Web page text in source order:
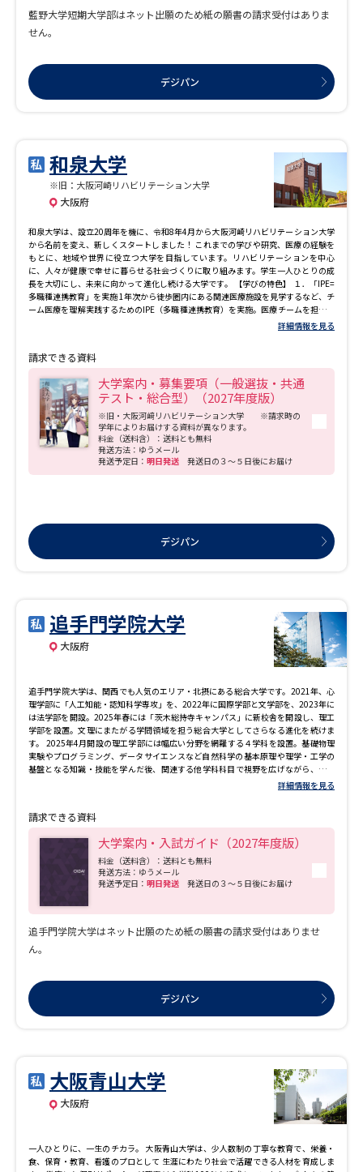
学問のミニ講義「夢ナビ講義」 学問分野解説
ユーザーサポート
資料の料金の
お支払いについて
受付内容・発送状況の確認
テレメール
お支払いサイト
個人情報取扱規定
特定商取引表記
藍野大学短期大学部はネット出願のため紙の願書の請求受付はありま
せん。
デジパン
和泉大学
※旧：大阪河崎リハビリテーション大学
大阪府
和泉大学は、設立20周年を機に、令和8年4月から大阪河崎リハビリテーション大学
から名前を変え、新しくスタートしました！ これまでの学びや研究、医療の経験を
もとに、地域や世界に役立つ大学を目指しています。リハビリテーションを中心
に、人々が健康で幸せに暮らせる社会づくりに取り組みます。学生一人ひとりの成
長を大切にし、未来に向かって進化し続ける大学です。 【学びの特色】 １．「IPE=
多職種連携教育」を実施 1年次から徒歩圏内にある関連医療施設を見学するなど、チ
ーム医療を理解実践するためのIPE（多職種連携教育）を実施。医療チームを担える
医療人を育成します。また、全国の医療・保健・福祉系を学んでいる学生と合同で
行う交流セミナーで大学の垣根を越えた学びを得ることが可能です。 ２．国際交
期留学が可能。異文化に触れることでコミュニケーション能力の向上やセラピスト
に必要な豊かな人間性を育めます。 ３．大阪・和歌山を中心とした豊富な実習先病
院が母体で伝統ある本学では病院を中心に744もの豊富な実習先と連携。負担なく通
学できる、学びたい分野で経験できる実習先で学ぶことが可能です。 ４．就職率
100％を誇る万全のバックアップ体制【2025年3月卒業生 就職率100%（76名中/76
名）】 全国各地の病院や施設で2,000 名を超える本学出身の卒業生が活躍していま
す。個々のニーズを把握し、進路選択を支援することで、一人ひとりをきめ細やか
にサポートします。 ５．医療人としての高い技術と知識を育成する教育力 毎年複数
の研究課題が科研費（文部科学省の科学研究費助成事業）に採択されており、研究
の第一線で活躍する教員から最先端の知識を学べます。また、医療現場の第一線で
詳細情報を見る
請求できる資料
大学案内・募集要項（一般選抜・共通
テスト・総合型）（2027年度版）
※旧・大阪河﨑リハビリテーション大学 ※請求時の
学年によりお届けする資料が異なります。
料金（送料含）：送料とも無料
発送方法：ゆうメール
発送予定日： 明日発送 発送日の３～５日後にお届け
デジパン
追手門学院大学
大阪府
追手門学院大学は、関西でも人気のエリア・北摂にある総合大学です。2021年、心
理学部に「人工知能・認知科学専攻」を、2022年に国際学部と文学部を、2023年に
は法学部を開設。2025年春には「茨木総持寺キャンパス」に新校舎を開設し、理工
学部を設置。文理にまたがる学問領域を担う総合大学としてさらなる進化を続けま
す。 2025年4月開設の理工学部には幅広い分野を網羅する４学科を設置。基礎物理
実験やプログラミング、データサイエンスなど自然科学の基本原理や理学・工学の
基盤となる知識・技能を学んだ後、関連する他学科科目で視野を広げながら、専門
分野を深めます。３年次から研究室に所属し、自身の研究がスタート。２年次以降
詳細情報を見る
請求できる資料
大学案内・入試ガイド（2027年度版）
料金（送料含）：送料とも無料
発送方法：ゆうメール
発送予定日： 明日発送 発送日の３～５日後にお届け
追手門学院大学はネット出願のため紙の願書の請求受付はありませ
ん。
デジパン
大阪青山大学
大阪府
一人ひとりに、一生のチカラ。 大阪青山大学は、少人数制の丁寧な教育で、栄養・
食、保育・教育、看護のプロとして 生涯にわたり社会で活躍できる人材を育成しま